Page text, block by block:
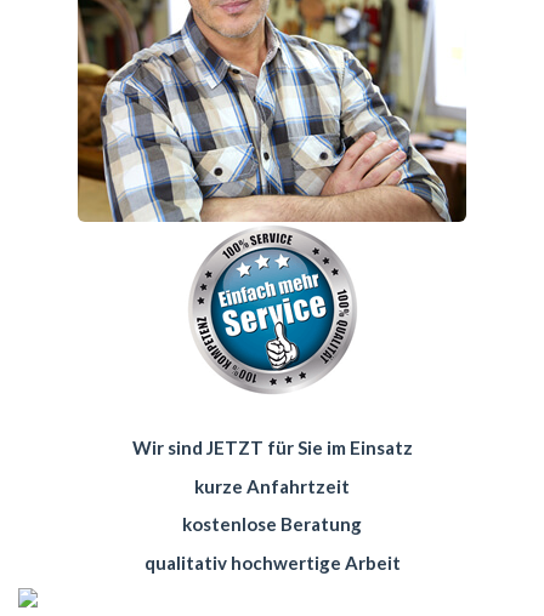
Wir sind JETZT für Sie im Einsatz
kurze Anfahrtzeit
kostenlose Beratung
qualitativ hochwertige Arbeit